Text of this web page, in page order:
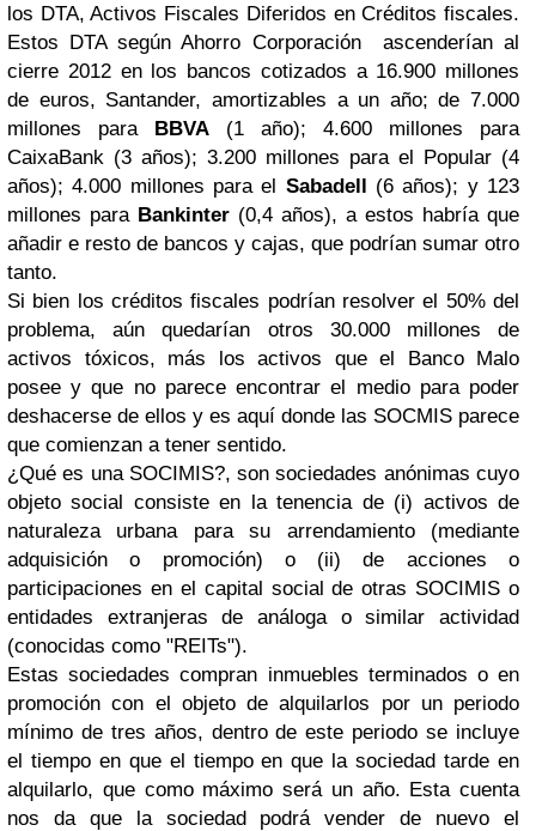
los DTA, Activos Fiscales Diferidos en Créditos fiscales.
Estos DTA según Ahorro Corporación ascenderían al
cierre 2012 en los bancos cotizados a 16.900 millones
de euros, Santander, amortizables a un año; de 7.000
millones para BBVA (1 año); 4.600 millones para
CaixaBank (3 años); 3.200 millones para el Popular (4
años); 4.000 millones para el Sabadell (6 años); y 123
millones para Bankinter (0,4 años), a estos habría que
añadir e resto de bancos y cajas, que podrían sumar otro
tanto.
Si bien los créditos fiscales podrían resolver el 50% del
problema, aún quedarían otros 30.000 millones de
activos tóxicos, más los activos que el Banco Malo
posee y que no parece encontrar el medio para poder
deshacerse de ellos y es aquí donde las SOCMIS parece
que comienzan a tener sentido.
¿Qué es una SOCIMIS?, son sociedades anónimas cuyo
objeto social consiste en la tenencia de (i) activos de
naturaleza urbana para su arrendamiento (mediante
adquisición o promoción) o (ii) de acciones o
participaciones en el capital social de otras SOCIMIS o
entidades extranjeras de análoga o similar actividad
(conocidas como "REITs").
Estas sociedades compran inmuebles terminados o en
promoción con el objeto de alquilarlos por un periodo
mínimo de tres años, dentro de este periodo se incluye
el tiempo en que el tiempo en que la sociedad tarde en
alquilarlo, que como máximo será un año. Esta cuenta
nos da que la sociedad podrá vender de nuevo el